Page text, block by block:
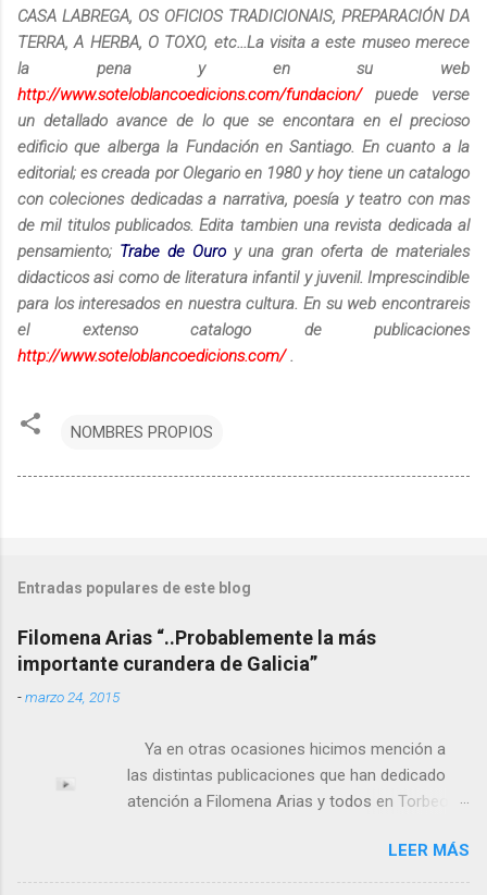
CASA LABREGA, OS OFICIOS TRADICIONAIS, PREPARACIÓN DA
TERRA, A HERBA, O TOXO, etc...La visita a este museo merece
la pena y en su web
http://www.soteloblancoedicions.com/fundacion/
puede verse
un detallado avance de lo que se encontara en el precioso
edificio que alberga la Fundación en Santiago. En cuanto a la
editorial; es creada por Olegario en 1980 y hoy tiene un catalogo
con coleciones dedicadas a narrativa, poesía y teatro con mas
de mil titulos publicados. Edita tambien una revista dedicada al
pensamiento; Trabe de Ouroy una gran oferta de materiales
didacticos asi como de literatura infantil y juvenil. Imprescindible
para los interesados en nuestra cultura. En su web encontrareis
el extenso catalogo de publicaciones
http://www.soteloblancoedicions.com/.
NOMBRES PROPIOS
Entradas populares de este blog
Filomena Arias “..Probablemente la más
importante curandera de Galicia”
-marzo 24, 2015
Ya en otras ocasiones hicimos mención a
las distintas publicaciones que han dedicado
atención a Filomena Arias y todos en Torbeo
el pasado siglo tuvo esta “curandeira” por sus
“obras y milagros”, pero también como
LEER MÁS